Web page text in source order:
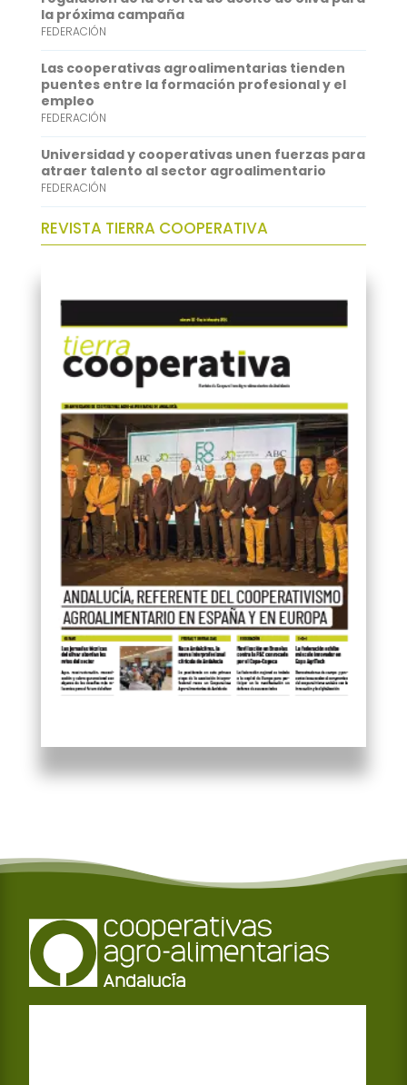
p
I
n
la próxima campaña
FEDERACIÓN
Las cooperativas agroalimentarias tienden
puentes entre la formación profesional y el
empleo
FEDERACIÓN
Universidad y cooperativas unen fuerzas para
atraer talento al sector agroalimentario
FEDERACIÓN
REVISTA TIERRA COOPERATIVA